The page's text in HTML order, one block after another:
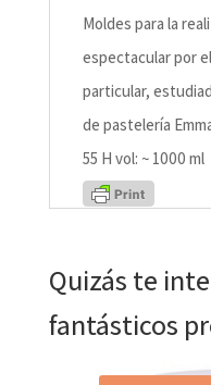
Moldes para la
espectacular por
particular,
de pastelería
55 H vol: ~ 1000 ml
Quizás te
fantásticos